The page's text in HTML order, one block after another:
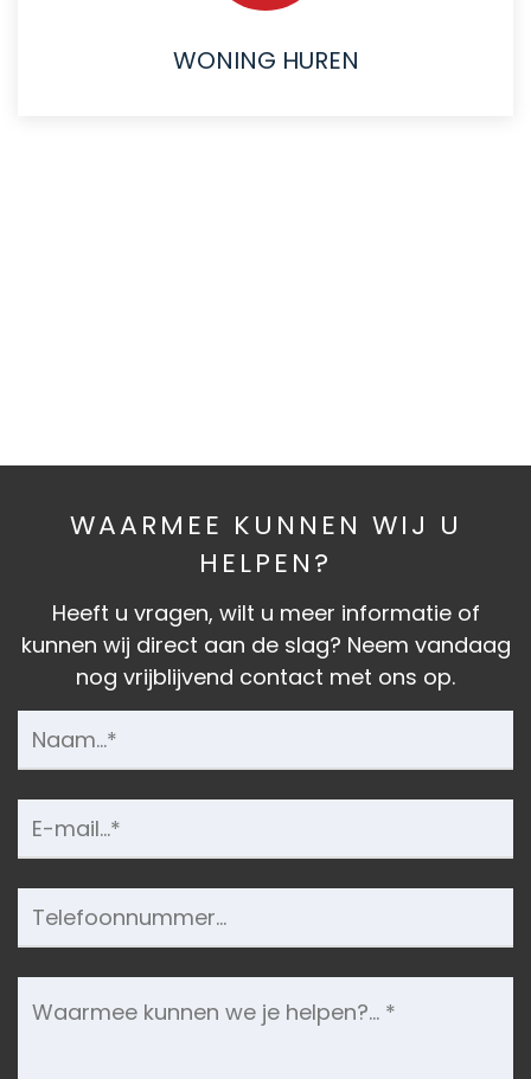
WONING HUREN
WAARMEE KUNNEN WIJ U
HELPEN?
Heeft u vragen, wilt u meer informatie of
kunnen wij direct aan de slag? Neem vandaag
nog vrijblijvend contact met ons op.